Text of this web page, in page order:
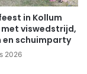
in Kollum
viswedstrijd,
en schuimparty
2026